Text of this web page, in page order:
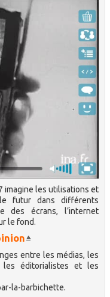
imagine les utilisations et
futur dans différents
des écrans, l’internet
le fond.
entre les médias, les
les éditorialistes et les
la-barbichette.